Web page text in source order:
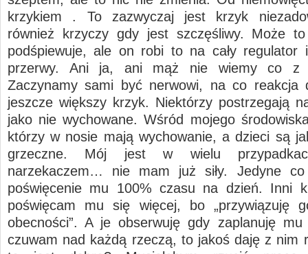
krzykiem . To zazwyczaj jest krzyk
również krzyczy gdy jest szczęśliwy. Może
podśpiewuje, ale on robi to na cały regulator
przerwy. Ani ja, ani mąż nie wiemy co z
Zaczynamy sami być nerwowi, na co
jeszcze większy krzyk. Niektórzy postrzegają
jako nie wychowane. Wśród mojego
którzy w nosie mają wychowanie, a dzieci są
grzeczne. Mój jest w wielu
narzekaczem… nie mam już siły. Jedyne
poświęcenie mu 100% czasu na dzień. Inni
poświęcam mu się więcej, bo „przywiązuję
obecności”. A je obserwuję gdy zaplanuję mu
czuwam nad każdą rzeczą, to jakoś daję z nim